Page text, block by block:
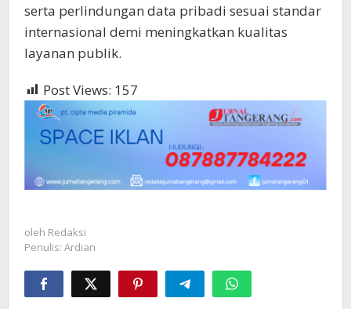
serta perlindungan data pribadi sesuai standar
internasional demi meningkatkan kualitas
layanan publik.
Post Views: 157
oleh Redaksi
Penulis: Ardian